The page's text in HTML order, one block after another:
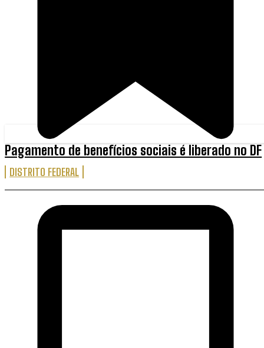
Pagamento de benefícios sociais é liberado no DF
DISTRITO FEDERAL